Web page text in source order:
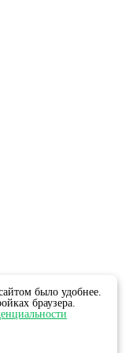
было удобнее.
браузера.